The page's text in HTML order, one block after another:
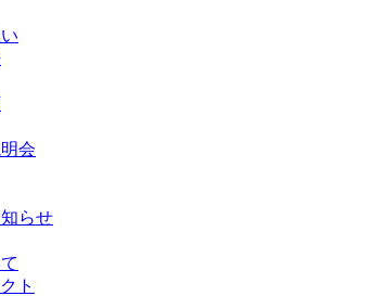
会
らせ
ト